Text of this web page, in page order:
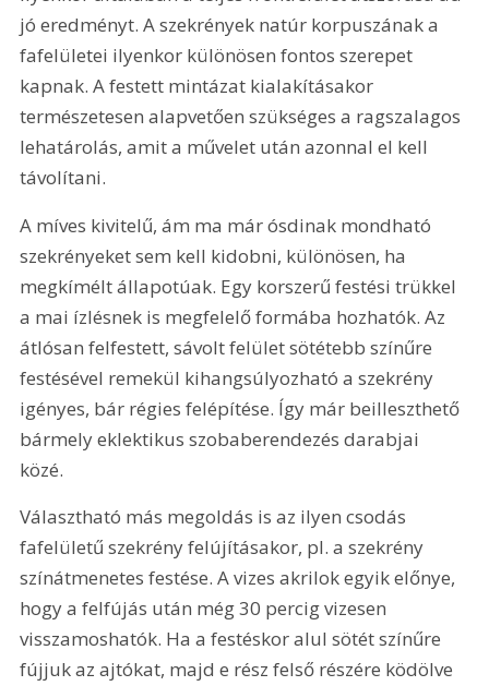
jó eredményt. A szekrények natúr korpuszának a
fafelületei ilyenkor különösen fontos szerepet
kapnak. A festett mintázat kialakításakor
természetesen alapvetően szükséges a ragszalagos
lehatárolás, amit a művelet után azonnal el kell
távolítani.
A míves kivitelű, ám ma már ósdinak mondható
szekrényeket sem kell kidobni, különösen, ha
megkímélt állapotúak. Egy korszerű festési trükkel
a mai ízlésnek is megfelelő formába hozhatók. Az
átlósan felfestett, sávolt felület sötétebb színűre
festésével remekül kihangsúlyozható a szekrény
igényes, bár régies felépítése. Így már beilleszthető
bármely eklektikus szobaberendezés darabjai
közé.
Választható más megoldás is az ilyen csodás
fafelületű szekrény felújításakor, pl. a szekrény
színátmenetes festése. A vizes akrilok egyik előnye,
hogy a felfújás után még 30 percig vizesen
visszamoshatók. Ha a festéskor alul sötét színűre
fújjuk az ajtókat, majd e rész felső részére ködölve